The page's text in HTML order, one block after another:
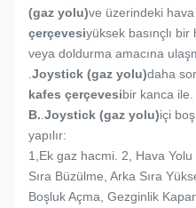
(gaz yolu)ve üzerindeki
çerçevesiyüksek basınçlı
veya doldurma amacına
Joystick (gaz yolu)daha
kafes çerçevesibir kanca ile.
B. Joystick (gaz yolu)içi
yapılır:
1, Ek gaz hacmi. 2, Hava
Sıra Büzülme, Arka Sıra
Boşluk Açma, Gezginlik